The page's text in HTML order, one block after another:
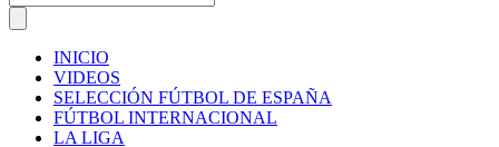
INICIO
VIDEOS
SELECCIÓN FÚTBOL DE ESPAÑA
FÚTBOL INTERNACIONAL
LA LIGA